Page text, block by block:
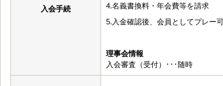
入会手続
4.名義書換料・年会費等を請求
5.入金確認後、会員としてプレー
理事会情報
入会審査（受付）･･･随時